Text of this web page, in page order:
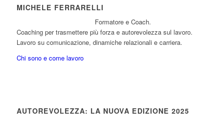
MICHELE FERRARELLI
Formatore e Coach.
Coaching per trasmettere più forza e autorevolezza sul lavoro.
Lavoro su comunicazione, dinamiche relazionali e carriera.
Chi sono e come lavoro
AUTOREVOLEZZA: LA NUOVA EDIZIONE 2025